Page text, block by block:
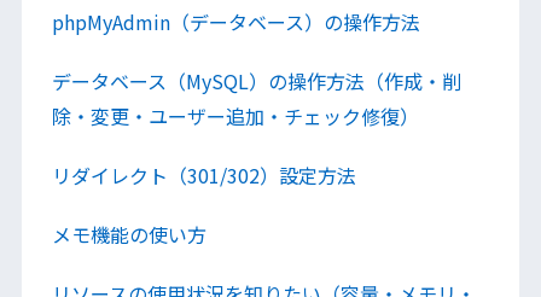
phpMyAdmin（データベース）の操作方法
データベース（MySQL）の操作方法（作成・削
除・変更・ユーザー追加・チェック修復）
リダイレクト（301/302）設定方法
メモ機能の使い方